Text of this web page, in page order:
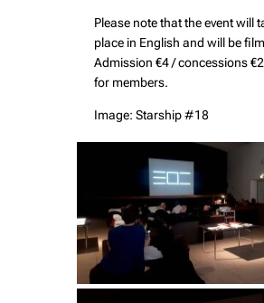
Please note that the event will
place in English and will be
Admission €4 / concessions
for members.
Image: Starship #18